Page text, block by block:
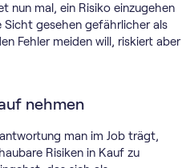
nun mal, ein Risiko einzugehen
gesehen gefährlicher als
Fehler meiden will, riskiert aber
nehmen
man im Job trägt,
Risiken in Kauf zu